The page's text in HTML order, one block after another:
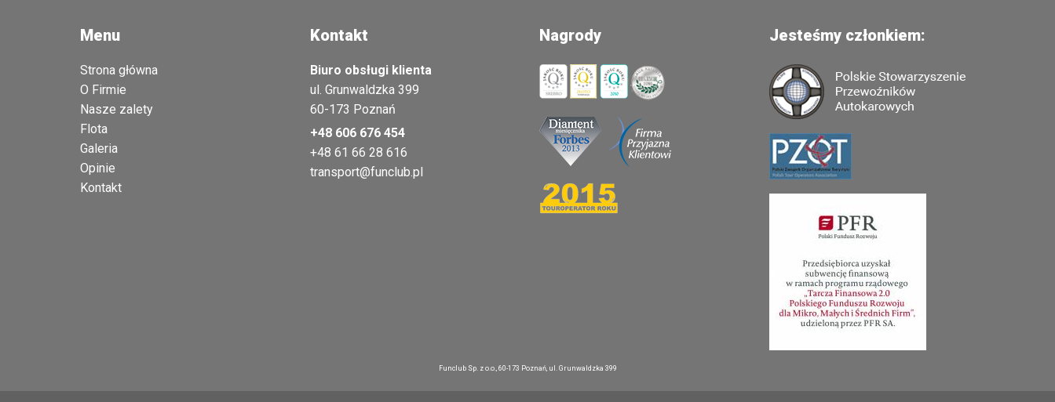
Menu
Strona główna
O Firmie
Nasze zalety
Flota
Galeria
Opinie
Kontakt
Kontakt
Biuro obsługi klienta
ul. Grunwaldzka 399
60-173 Poznań
+48 606 676 454
+48 61 66 28 616
transport@funclub.pl
Nagrody Jesteśmy członkiem:
Funclub Sp. z o.o., 60-173 Poznań, ul. Grunwaldzka 399